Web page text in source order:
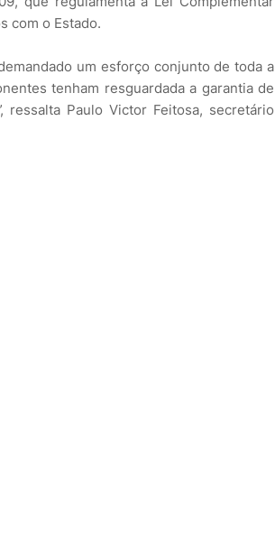
com o Estado.
um esforço conjunto de toda a
tenham resguardada a garantia de
Paulo Victor Feitosa, secretário